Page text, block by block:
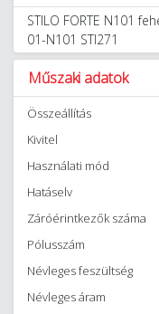
STILO FORTE N101
01-N101 STI271
Műszaki adatok
Összeállítás
Kivitel
Használati mód
Hatáselv
Záróérintkezők száma
Pólusszám
Névleges feszültség
Névleges áram